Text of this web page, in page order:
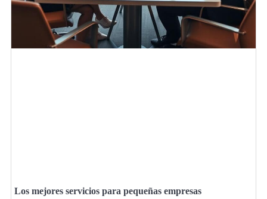
Los mejores servicios para pequeñas empresas